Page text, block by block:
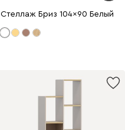
Стеллаж Бриз 104x90 Белый